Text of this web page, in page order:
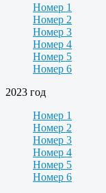
Номер 1
Номер 2
Номер 3
Номер 4
Номер 5
Номер 6
2023 год
Номер 1
Номер 2
Номер 3
Номер 4
Номер 5
Номер 6